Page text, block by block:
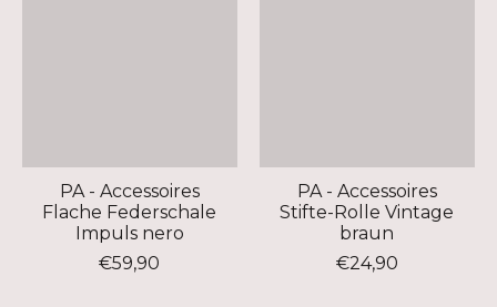
PA - Accessoires
Flache Federschale
Impuls nero
€59,90
PA - Accessoires
Stifte-Rolle Vintage
braun
€24,90